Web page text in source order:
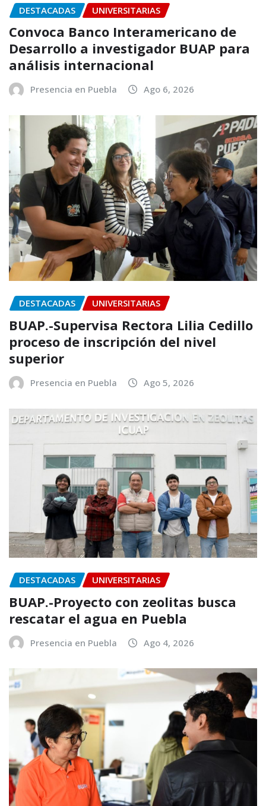
DESTACADAS UNIVERSITARIAS
Convoca Banco Interamericano de
Desarrollo a investigador BUAP para
análisis internacional
Presencia en Puebla Ago 6, 2026
DESTACADAS UNIVERSITARIAS
BUAP.-Supervisa Rectora Lilia Cedillo
proceso de inscripción del nivel
superior
Presencia en Puebla Ago 5, 2026
DESTACADAS UNIVERSITARIAS
BUAP.-Proyecto con zeolitas busca
rescatar el agua en Puebla
Presencia en Puebla Ago 4, 2026